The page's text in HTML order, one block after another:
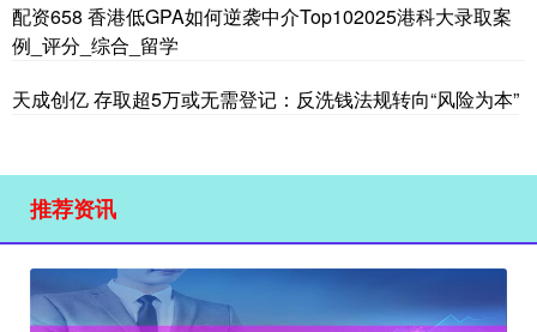
配资658 香港低GPA如何逆袭中介Top102025港科大录取案
例_评分_综合_留学
天成创亿 存取超5万或无需登记：反洗钱法规转向“风险为本”
推荐资讯